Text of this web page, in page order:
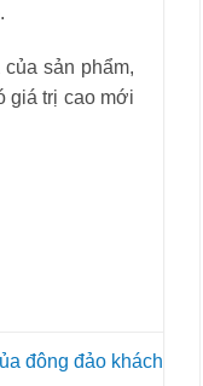
sản phẩm,
giá trị cao mới
đông đảo khách